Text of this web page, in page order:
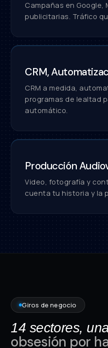
Campañas en Google,
publicitarias. Tráfico
CRM,
CRM a medida,
programas de lealtad
automático.
Producción
Video, fotografía y
cuenta tu historia y la
Giros de negocio
14 sectores,
obsesión por